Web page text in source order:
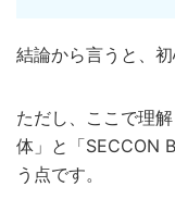
結論から言うと、
ただし、ここで理
体」と「SECCON
う点です。